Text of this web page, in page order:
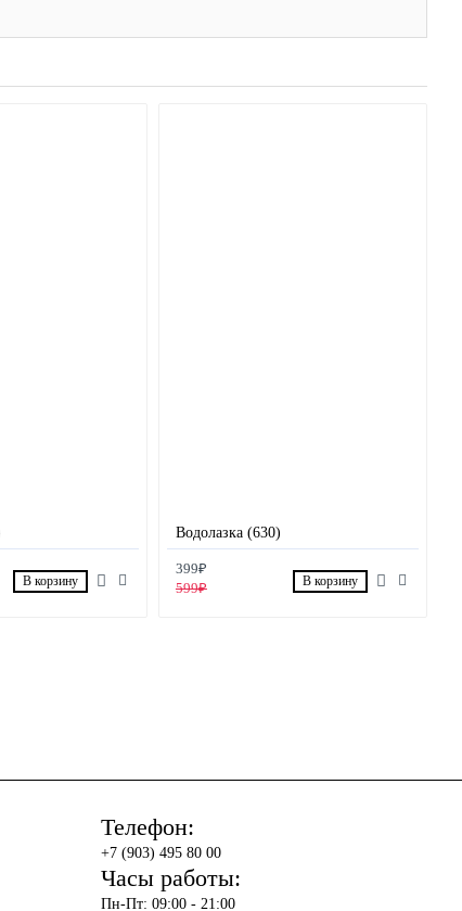
В корзину
Водолазка (630)
399₽
599₽
В корзину
Телефон:
+7 (903) 495 80 00
Часы работы:
Пн-Пт: 09:00 - 21:00